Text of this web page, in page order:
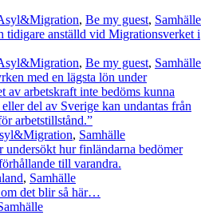
, Be my guest, Samhälle
tidigare anställd vid Migrationsverket i
, Be my guest, Samhälle
med en lägsta lön under
av arbetskraft inte bedöms kunna
del av Sverige kan undantas från
arbetstillstånd.”
, Samhälle
undersökt hur finländarna bedömer
till varandra.
, Samhälle
om det blir så här…